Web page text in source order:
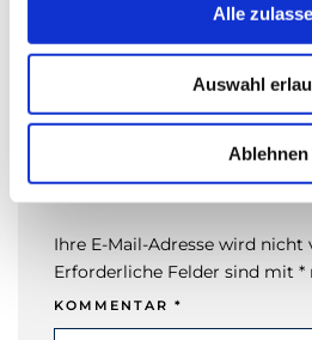
Alle
Auswahl
Ablehnen
Lehre im
engagierte
sollten
Lehrlinge
Leave A Reply
Ihre E-Mail-Adresse wird
Erforderliche Felder sind mit *
KOMMENTAR *